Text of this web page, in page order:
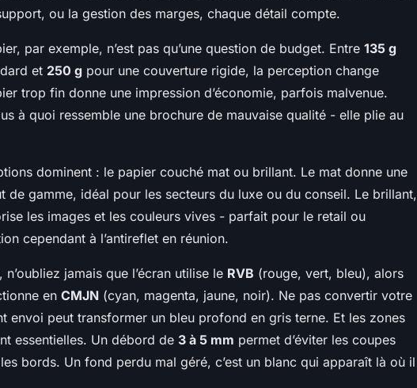
ou la gestion des marges, chaque détail compte.
par exemple, n’est pas qu’une question de budget. Entre 135 g
et 250 g pour une couverture rigide, la perception change
trop fin donne une impression d’économie, parfois malvenue.
à quoi ressemble une brochure de mauvaise qualité - elle plie au
dominent : le papier couché mat ou brillant. Le mat donne une
de gamme, idéal pour les secteurs du luxe ou du conseil. Le brillant,
les images et les couleurs vives - parfait pour le retail ou
cependant à l’antireflet en réunion.
jamais que l’écran utilise le RVB (rouge, vert, bleu), alors
en CMJN (cyan, magenta, jaune, noir). Ne pas convertir votre
envoi peut transformer un bleu profond en gris terne. Et les zones
essentielles. Un débord de 3 à 5 mm permet d’éviter les coupes
bords. Un fond perdu mal géré, c’est un blanc qui apparaît là où il